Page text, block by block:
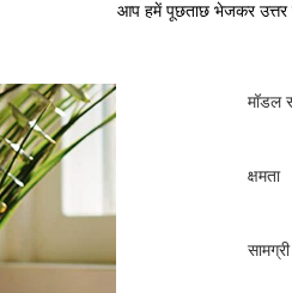
आप हमें पूछताछ भेजकर उत्तर
मॉडल
क्षमता
सामग्री